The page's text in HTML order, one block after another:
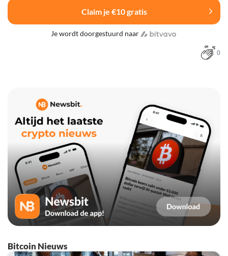
Claim je €10 gratis
Je wordt doorgestuurd naar
0
Bitcoin Nieuws